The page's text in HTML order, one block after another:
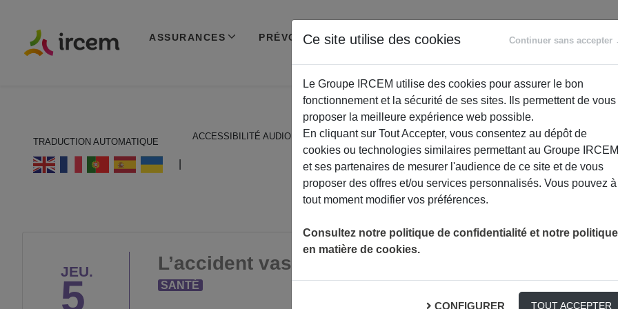
ASSURANCES PRÉVOYANCE RETRAITE
ACCOMPAGNEMENT
TRADUCTION AUTOMATIQUE
ACCESSIBILITÉ AUDIO
JEU.
5
L’accident vasculaire cérébral : Prévenir et Agir
SANTÉ
Ce site utilise des cookies Continuer sans accepter
Le Groupe IRCEM utilise des cookies pour assurer le bon
fonctionnement et la sécurité de ses sites. Ils permettent de vous
proposer la meilleure expérience web possible.
En cliquant sur Tout Accepter, vous consentez au dépôt de
cookies ou technologies similaires permettant au Groupe IRCEM
et ses partenaires de mesurer l'audience de ce site et de vous
proposer des offres et/ou services personnalisés. Vous pouvez à
tout moment modifier vos préférences.
Consultez notre politique de confidentialité et notre politique
en matière de cookies.
CONFIGURER TOUT ACCEPTER